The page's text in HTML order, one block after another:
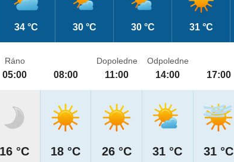
34 °C 30 °C 30 °C 31 °C
Ráno
05:00
16 °C
08:00
18 °C
Dopoledne
11:00
26 °C
Odpoledne
14:00
31 °C
17:00
31 °C